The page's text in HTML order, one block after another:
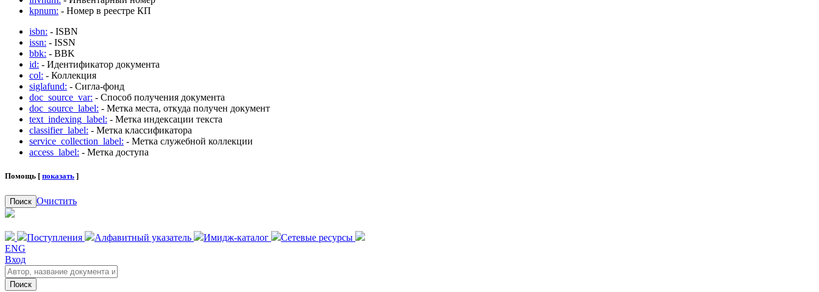
kpnum: - Номер в реестре КП
isbn: - ISBN
issn: - ISSN
bbk: - BBK
id: - Идентификатор документа
col: - Коллекция
siglafund: - Сигла-фонд
doc_source_var: - Способ получения документа
doc_source_label: - Метка места, откуда получен документ
text_indexing_label: - Метка индексации текста
classifier_label: - Метка классификатора
service_collection_label: - Метка служебной коллекции
access_label: - Метка доступа
Помощь [ показать ]
Поиск Очистить
Поступления Алфавитный указатель Имидж-каталог
Сетевые ресурсы
ENG
Вход
Поиск